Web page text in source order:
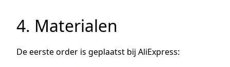
4. Materialen
De eerste order is geplaatst bij AliExpress: